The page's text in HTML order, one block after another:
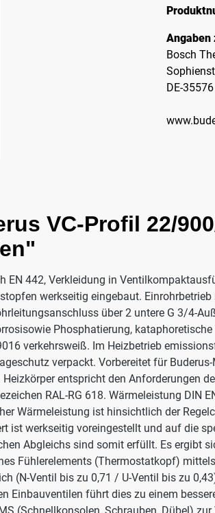
Angaben
Bosch
DE-
VC-Profil 22/
442, Verkleidung in
werkseitig eingebaut.
über 2 untere G 3/4-
Phosphatierung,
verkehrsweiß. Im Heizbetrieb
verpackt. Vorbereitet für
entspricht den Anforderungen
RAL-RG 618. Wärmeleistung DIN
Wärmeleistung ist hinsichtlich der
ist werkseitig voreingestellt und auf die
Abgleichs sind somit erfüllt. Es ergibt
Fühlerelements (Thermostatkopf)
(N-Ventil bis zu 0,71 / U-Ventil bis zu
Einbauventilen führt dies zu einem